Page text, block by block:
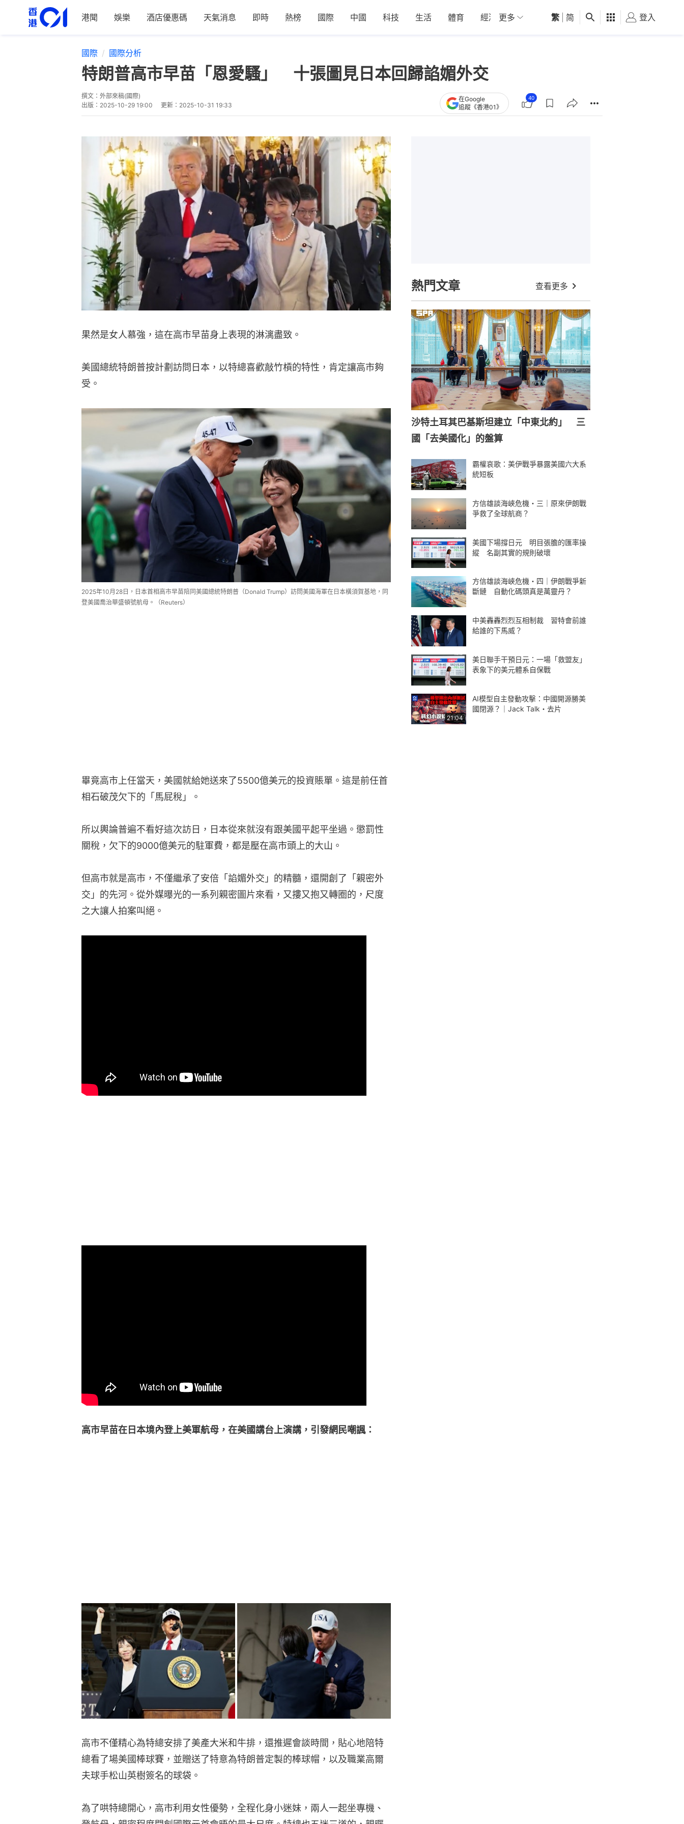
港聞 娛樂 酒店優惠碼 天氣消息 即時 熱榜 國際 中國 科技 生活 體育 經濟 01深圳 觀點 健康 好食玩飛
更多 繁 简 登入
國際 國際分析
特朗普高市早苗「恩愛騷」 十張圖見日本回歸諂媚外交
撰文： 外部來稿(國際)
出版： 2025-10-29 19:00 更新： 2025-10-31 19:33
在Google
追蹤《香港01》
40
果然是女人慕強，這在高市早苗身上表現的淋漓盡致。
美國總統特朗普按計劃訪問日本，以特總喜歡敲竹槓的特性，肯定讓高市夠
受。
2025年10月28日，日本首相高市早苗陪同美國總統特朗普（Donald Trump）訪問美國海軍在日本橫須賀基地，同
登美國喬治華盛頓號航母。（Reuters）
畢竟高市上任當天，美國就給她送來了5500億美元的投資賬單。這是前任首
相石破茂欠下的「馬屁稅」。
所以輿論普遍不看好這次訪日，日本從來就沒有跟美國平起平坐過。懲罰性
關稅，欠下的9000億美元的駐軍費，都是壓在高市頭上的大山。
但高市就是高市，不僅繼承了安倍「諂媚外交」的精髓，還開創了「親密外
交」的先河。從外媒曝光的一系列親密圖片來看，又摟又抱又轉圈的，尺度
之大讓人拍案叫絕。
高市早苗在日本境內登上美軍航母，在美國講台上演講，引發網民嘲諷：
高市不僅精心為特總安排了美產大米和牛排，還推遲會談時間，貼心地陪特
總看了場美國棒球賽，並贈送了特意為特朗普定製的棒球帽，以及職業高爾
夫球手松山英樹簽名的球袋。
為了哄特總開心，高市利用女性優勢，全程化身小迷妹，兩人一起坐專機、
熱門文章 查看更多
沙特土耳其巴基斯坦建立「中東北約」 三
國「去美國化」的盤算
霸權哀歌：美伊戰爭暴露美國六大系
統短板
方信雄談海峽危機・三｜原來伊朗戰
爭救了全球航商？
美國下場撐日元 明目張膽的匯率操
縱 名副其實的規則破壞
方信雄談海峽危機・四｜伊朗戰爭新
斷鏈 自動化碼頭真是萬靈丹？
中美轟轟烈烈互相制裁 習特會前誰
給誰的下馬威？
美日聯手干預日元：一場「救盟友」
表象下的美元體系自保戰
21:04
AI模型自主發動攻擊：中國開源勝美
國閉源？｜Jack Talk・去片